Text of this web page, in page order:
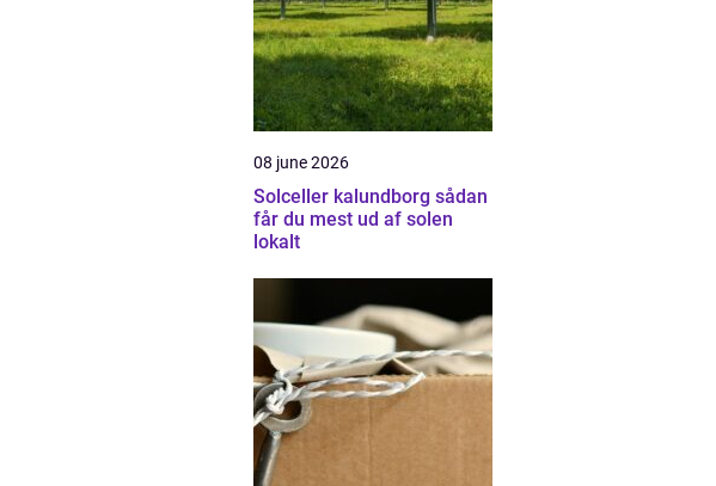
08 june 2026
Solceller kalundborg sådan
får du mest ud af solen
lokalt